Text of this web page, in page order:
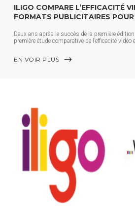
ILIGO COMPARE L’EFFICACITÉ
FORMATS PUBLICITAIRES
Deux ans après le succès de la première
première étude comparative de l’efficacité vidéo
EN VOIR PLUS